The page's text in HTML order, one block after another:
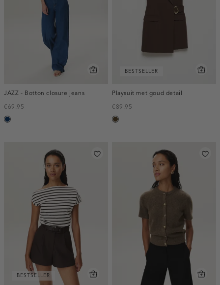
JAZZ - Botton closure jeans
€69.95
blauw,
BESTSELLER
Playsuit met goud detail
€89.95
toffee
BESTSELLER